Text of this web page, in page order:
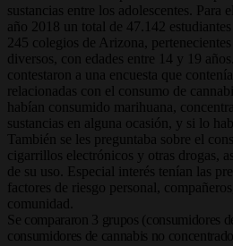
sustancias entre los adolescentes. Para
año 2018 un total de 47.142
245 colegios de Arizona,
diversos, con edades entre 14 y 19
contestaron a una encuesta que
relacionadas con el consumo de
habían consumido marihuana,
sustancias en alguna ocasión, y si lo
También se les preguntaba sobre el
cigarrillos electrónicos y otras drogas,
de su uso. Especial interés tenían las
factores de riesgo personal,
comunidad.
Se compararon 3 grupos (consumidores
consumidores de cannabis no